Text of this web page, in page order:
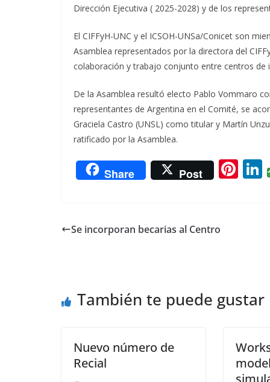
Dirección Ejecutiva ( 2025-2028) y de los
El CIFFyH-UNC y el ICSOH-UNSa/Conicet son
Asamblea representados por la directora del
colaboración y trabajo conjunto entre centros de
De la Asamblea resultó electo Pablo Vommaro
representantes de Argentina en el Comité, se
Graciela Castro (UNSL) como titular y Martín
ratificado por la Asamblea.
Share Post Pi
Se incorporan becarias al Centro
También te puede gustar
Nuevo número de
Recial